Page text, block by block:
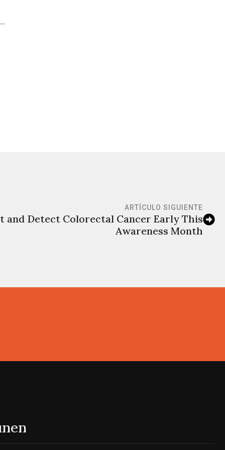
ARTÍCULO SIGUIENTE
and Detect Colorectal Cancer Early This
Awareness Month